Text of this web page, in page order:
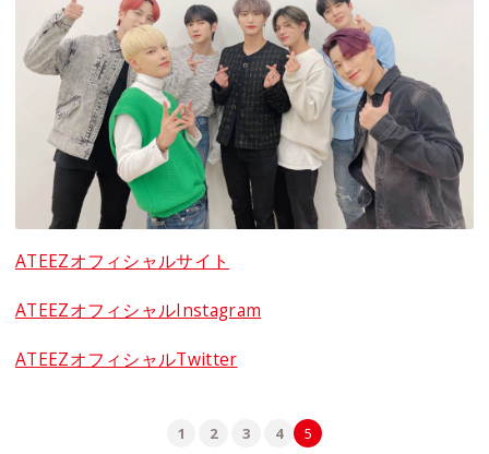
ATEEZオフィシャルサイト
ATEEZオフィシャルInstagram
ATEEZオフィシャルTwitter
1 2 3 4 5